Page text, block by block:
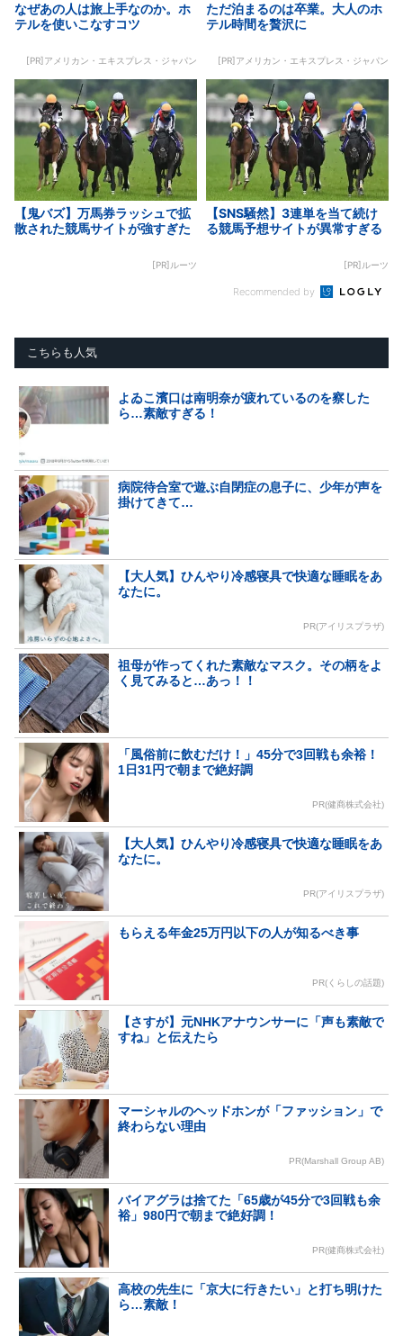
なぜあの人は旅上手なのか。ホ
テルを使いこなすコツ
[PR]アメリカン・エキスプレス・ジャパン
ただ泊まるのは卒業。大人のホ
テル時間を贅沢に
[PR]アメリカン・エキスプレス・ジャパン
【鬼バズ】万馬券ラッシュで拡
散された競馬サイトが強すぎた
[PR]ルーツ
【SNS騒然】3連単を当て続け
る競馬予想サイトが異常すぎる
[PR]ルーツ
Recommended by
こちらも人気
よゐこ濱口は南明奈が疲れているのを察した
ら…素敵すぎる！
病院待合室で遊ぶ自閉症の息子に、少年が声を
掛けてきて…
【大人気】ひんやり冷感寝具で快適な睡眠をあ
なたに。
PR(アイリスプラザ)
祖母が作ってくれた素敵なマスク。その柄をよ
く見てみると…あっ！！
「風俗前に飲むだけ！」45分で3回戦も余裕！
1日31円で朝まで絶好調
PR(健商株式会社)
【大人気】ひんやり冷感寝具で快適な睡眠をあ
なたに。
PR(アイリスプラザ)
もらえる年金25万円以下の人が知るべき事
PR(くらしの話題)
【さすが】元NHKアナウンサーに「声も素敵で
すね」と伝えたら
マーシャルのヘッドホンが「ファッション」で
終わらない理由
PR(Marshall Group AB)
バイアグラは捨てた「65歳が45分で3回戦も余
裕」980円で朝まで絶好調！
PR(健商株式会社)
高校の先生に「京大に行きたい」と打ち明けた
ら…素敵！